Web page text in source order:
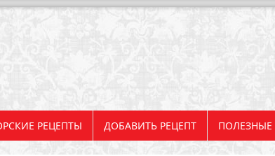
РЕЦЕПТЫ ДОБАВИТЬ РЕЦЕПТ ПОЛЕЗНЫЕ